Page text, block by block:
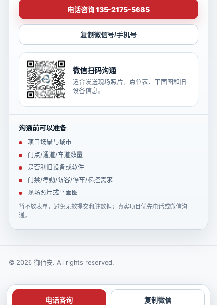
电话咨询 135-2175-5685
复制微信号/手机号
微信扫码沟通
适合发送现场照片、点位表、平面图和旧
设备信息。
沟通前可以准备
项目场景与城市
门点/通道/车道数量
是否利旧设备或软件
门禁/考勤/访客/停车/梯控需求
现场照片或平面图
暂不放表单，避免无效提交和脏数据；真实项目优先电话或微信沟
通。
电话咨询 复制微信
© 2026 御佰安. All rights reserved.